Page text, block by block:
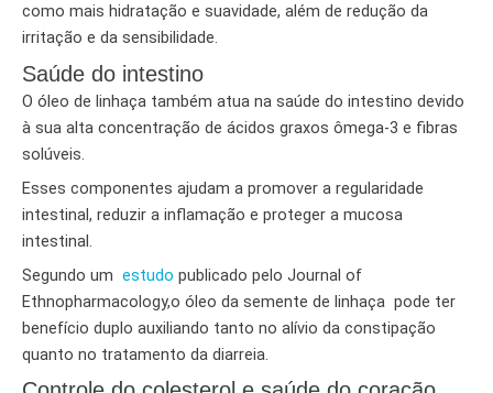
como mais hidratação e suavidade, além de redução da
irritação e da sensibilidade.
Saúde do intestino
O óleo de linhaça também atua na saúde do intestino devido
à sua alta concentração de ácidos graxos ômega-3 e fibras
solúveis.
Esses componentes ajudam a promover a regularidade
intestinal, reduzir a inflamação e proteger a mucosa
intestinal.
Segundo um estudo publicado pelo Journal of
Ethnopharmacology,o óleo da semente de linhaça pode ter
benefício duplo auxiliando tanto no alívio da constipação
quanto no tratamento da diarreia.